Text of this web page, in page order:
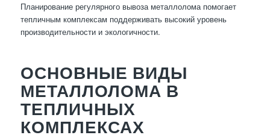
Планирование регулярного вывоза металлолома помогает
тепличным комплексам поддерживать высокий уровень
производительности и экологичности.
ОСНОВНЫЕ ВИДЫ
МЕТАЛЛОЛОМА В
ТЕПЛИЧНЫХ
КОМПЛЕКСАХ